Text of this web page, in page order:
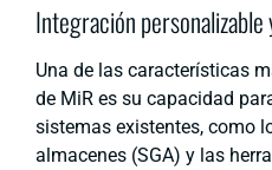
Integración
Una de las características
de MiR es su capacidad
sistemas existentes, como
almacenes (SGA) y las